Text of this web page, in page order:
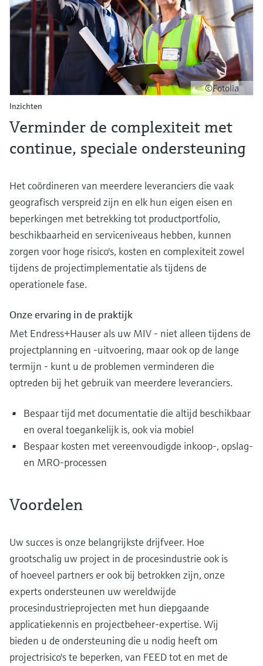
©Fotolia
Inzichten
Verminder de complexiteit met
continue, speciale ondersteuning
Het coördineren van meerdere leveranciers die vaak
geografisch verspreid zijn en elk hun eigen eisen en
beperkingen met betrekking tot productportfolio,
beschikbaarheid en serviceniveaus hebben, kunnen
zorgen voor hoge risico's, kosten en complexiteit zowel
tijdens de projectimplementatie als tijdens de
operationele fase.
Onze ervaring in de praktijk
Met Endress+Hauser als uw MIV - niet alleen tijdens de
projectplanning en -uitvoering, maar ook op de lange
termijn - kunt u de problemen verminderen die
optreden bij het gebruik van meerdere leveranciers.
Bespaar tijd met documentatie die altijd beschikbaar
en overal toegankelijk is, ook via mobiel
Bespaar kosten met vereenvoudigde inkoop-, opslag-
en MRO-processen
Voordelen
Uw succes is onze belangrijkste drijfveer. Hoe
grootschalig uw project in de procesindustrie ook is
of hoeveel partners er ook bij betrokken zijn, onze
experts ondersteunen uw wereldwijde
procesindustrieprojecten met hun diepgaande
applicatiekennis en projectbeheer-expertise. Wij
bieden u de ondersteuning die u nodig heeft om
projectrisico's te beperken, van FEED tot en met de